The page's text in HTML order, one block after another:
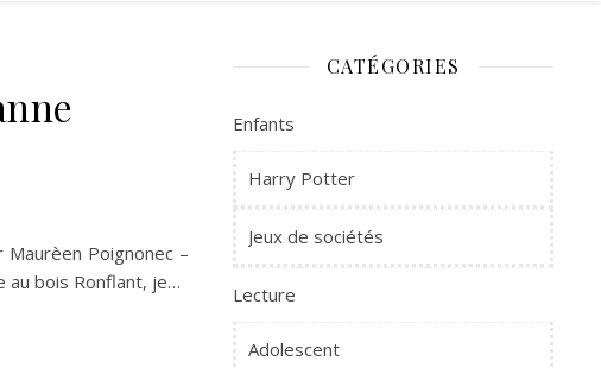
Poignonec –
au bois Ronflant, je…
CATÉGORIES
Enfants
Harry Potter
Jeux de sociétés
Lecture
Adolescent